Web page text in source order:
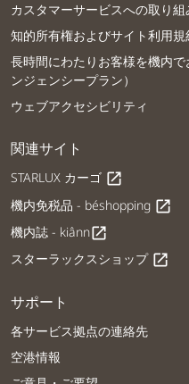
カスタマーサービスへの取り組
知的所有権およびサイト利用規
長時間にわたりお客様を機内
ンジェンシープラン）
ウェブアクセシビリティ
関連サイト
STARLUX カーゴ open_in_new
機内免税品 - béshopping open_in_new
機内誌 - kiânnopen_in_new
スターラックスショップ open_in_new
サポート
各サービス拠点の連絡先
空港情報